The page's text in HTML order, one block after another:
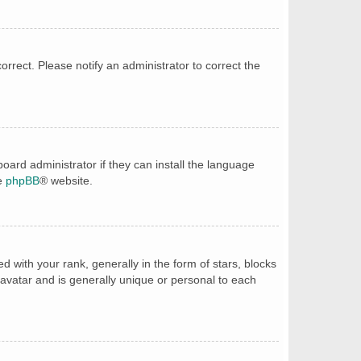
Please notify an administrator to correct the
administrator if they can install the language
phpBB® website.
with your rank, generally in the form of stars, blocks
and is generally unique or personal to each